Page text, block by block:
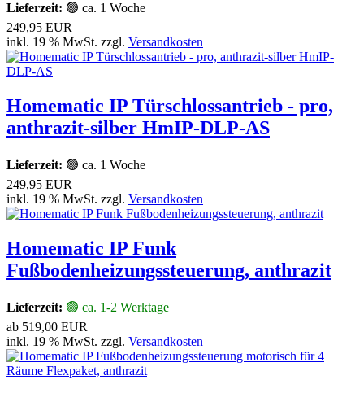
Lieferzeit: 🟢 ca. 1 Woche
249,95 EUR
inkl. 19 % MwSt. zzgl. Versandkosten
Homematic IP Türschlossantrieb - pro,
anthrazit-silber HmIP-DLP-AS
Lieferzeit: 🟢 ca. 1 Woche
249,95 EUR
inkl. 19 % MwSt. zzgl. Versandkosten
Homematic IP Funk
Fußbodenheizungssteuerung, anthrazit
Lieferzeit: 🟢 ca. 1-2 Werktage
ab 519,00 EUR
inkl. 19 % MwSt. zzgl. Versandkosten